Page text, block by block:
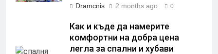
Dramcnis 2 months ago 0
Как и къде да намерите
комфортни на добра цена
легла за спални и хубави